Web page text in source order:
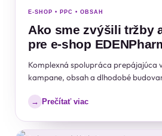
E-SHOP • PPC • OBSAH
Ako sme zvýšili tržby
pre e-shop
Komplexná spolupráca prepájajúca
kampane, obsah a dlhodobé
→ Prečítať viac